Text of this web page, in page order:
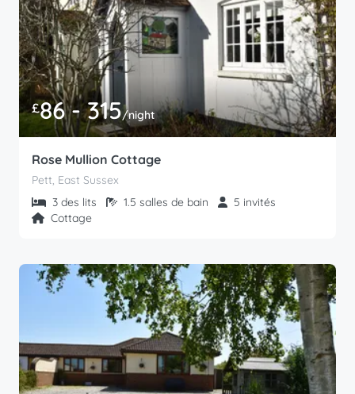
£86 - 315/night
Rose Mullion Cottage
Pett, East Sussex
3 des lits
1.5 salles de bain
5 invités
Cottage